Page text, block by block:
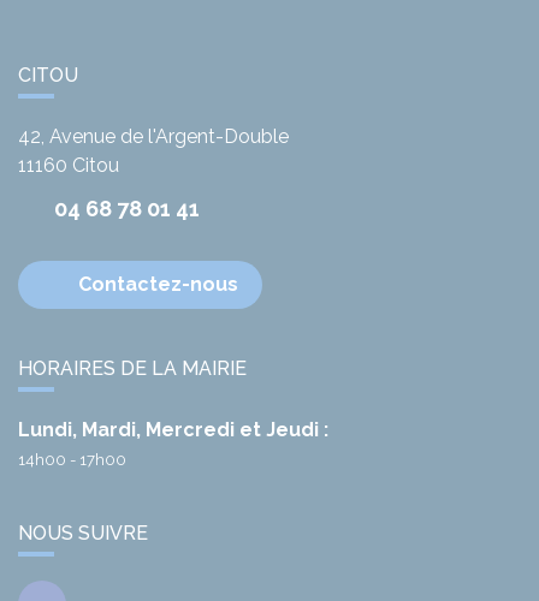
CITOU
42, Avenue de l'Argent-Double
11160 Citou
04 68 78 01 41
Contactez-nous
HORAIRES DE LA MAIRIE
Lundi, Mardi, Mercredi et Jeudi :
14h00 - 17h00
NOUS SUIVRE